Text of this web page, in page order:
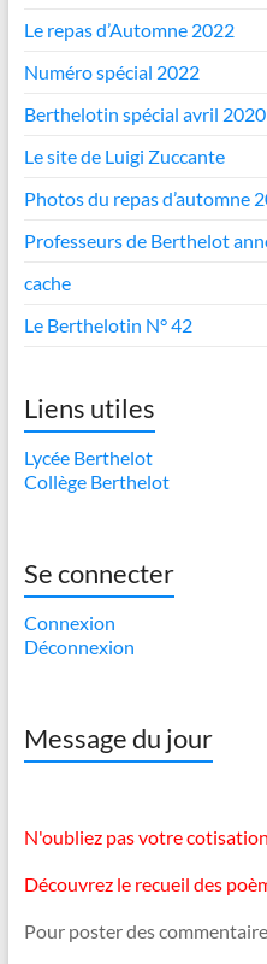
Le repas d’Automne 2022
Numéro spécial 2022
Berthelotin spécial avril 2020
Le site de Luigi Zuccante
Photos du repas d’automne
Professeurs de Berthelot
cache
Le Berthelotin N° 42
Liens utiles
Lycée Berthelot
Collège Berthelot
Se connecter
Connexion
Déconnexion
Message du jour
N'oubliez pas votre
Découvrez le recueil des
Pour poster des